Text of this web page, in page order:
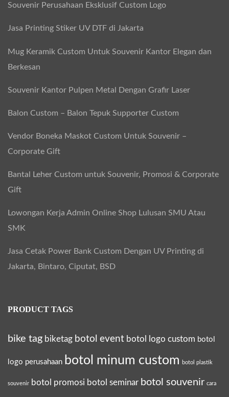
Souvenir Perusahaan Eksklusif Custom Logo
Jasa Printing Stiker UV DTF di Jakarta
Mug Keramik Custom Untuk Souvenir Kantor Elegan dan
Berkesan
Souvenir Kantor Pulpen Metal Dengan Grafir Laser
Balon Custom – Balon Tepuk Supporter Custom
Vendor Boneka Maskot Custom Untuk Souvenir –
Corporate Gift
Bantal Leher Custom untuk Souvenir, Promosi & Corporate
Gift
Lowongan Kerja Admin Online Shop Lulusan SMU Atau
SMK
Jasa Cetak Power Bank Custom Dengan UV Printing di
Jakarta, Bintaro, Ciputat, BSD
PRODUCT TAGS
bike tag biketag botol event botol logo custom botol
logo perusahaan botol minum custom botol plastik
souvenir botol promosi botol seminar botol souvenir cara